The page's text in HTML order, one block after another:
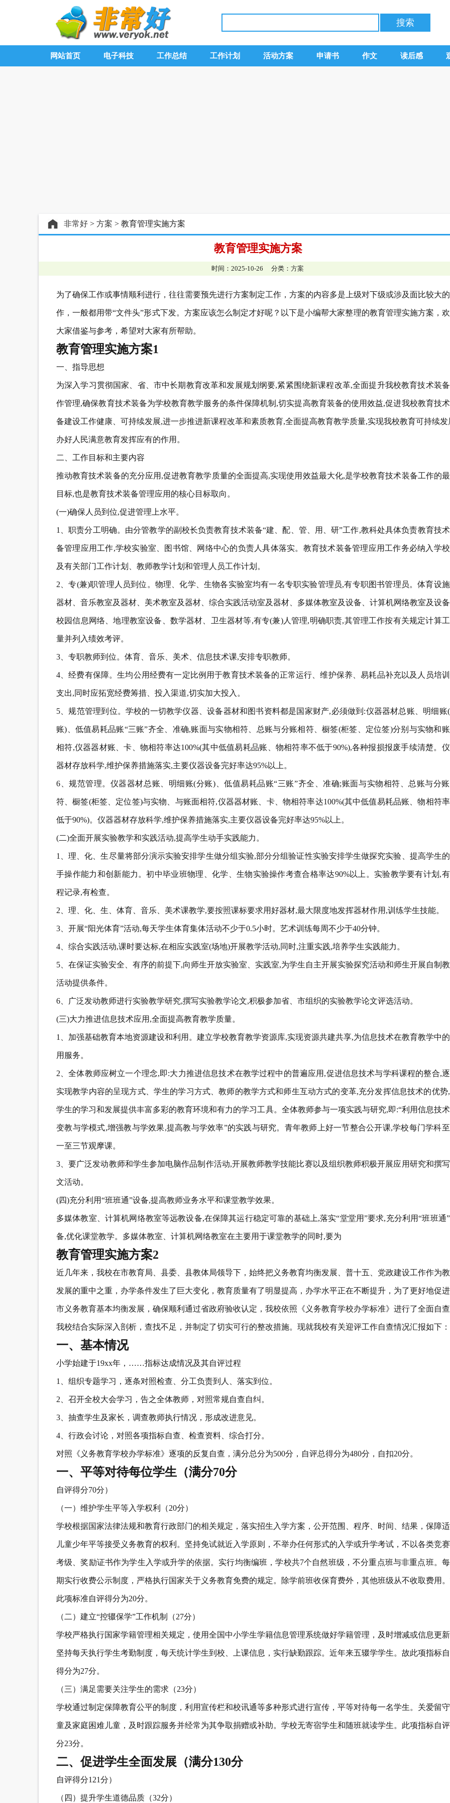
网站首页 电子科技 工作总结 工作计划 活动方案 申请书 作文 读后感
非常好 > 方案 > 教育管理实施方案
教育管理实施方案
时间：2025-10-26 分类： 方案
为了确保工作或事情顺利进行，往往需要预先进行方案制定工作，方案的内容多是上级对下级或涉及面比较大
作，一般都用带“文件头”形式下发。方案应该怎么制定才好呢？以下是小编帮大家整理的教育管理实施方案，
大家借鉴与参考，希望对大家有所帮助。
教育管理实施方案1
一、指导思想
为深入学习贯彻国家、省、市中长期教育改革和发展规划纲要,紧紧围绕新课程改革,全面提升我校教育技术装
作管理,确保教育技术装备为学校教育教学服务的条件保障机制,切实提高教育装备的使用效益,促进我校教育技
备建设工作健康、可持续发展,进一步推进新课程改革和素质教育,全面提高教育教学质量,实现我校教育可持续发
办好人民满意教育发挥应有的作用。
二、工作目标和主要内容
推动教育技术装备的充分应用,促进教育教学质量的全面提高,实现使用效益最大化,是学校教育技术装备工作的
目标,也是教育技术装备管理应用的核心目标取向。
(一)确保人员到位,促进管理上水平。
1、职责分工明确。由分管教学的副校长负责教育技术装备“建、配、管、用、研”工作,教科处具体负责教育技
备管理应用工作,学校实验室、图书馆、网络中心的负责人具体落实。教育技术装备管理应用工作务必纳入学
及有关部门工作计划、教师教学计划和管理人员工作计划。
2、专(兼)职管理人员到位。物理、化学、生物各实验室均有一名专职实验管理员,有专职图书管理员。体育设施
器材、音乐教室及器材、美术教室及器材、综合实践活动室及器材、多媒体教室及设备、计算机网络教室及设备
校园信息网络、地理教室设备、数学器材、卫生器材等,有专(兼)人管理,明确职责,其管理工作按有关规定计算
量并列入绩效考评。
3、专职教师到位。体育、音乐、美术、信息技术课,安排专职教师。
4、经费有保障。生均公用经费有一定比例用于教育技术装备的正常运行、维护保养、易耗品补充以及人员培
支出,同时应拓宽经费筹措、投入渠道,切实加大投入。
5、规范管理到位。学校的一切教学仪器、设备器材和图书资料都是国家财产,必须做到:仪器器材总账、明细账
账)、低值易耗品账“三账”齐全、准确,账面与实物相符、总账与分账相符、橱签(柜签、定位签)分别与实物和
相符,仪器器材账、卡、物相符率达100%(其中低值易耗品账、物相符率不低于90%),各种报损报废手续清楚。
器材存放科学,维护保养措施落实,主要仪器设备完好率达95%以上。
6、规范管理。仪器器材总账、明细账(分账)、低值易耗品账“三账”齐全、准确;账面与实物相符、总账与分
符、橱签(柜签、定位签)与实物、与账面相符,仪器器材账、卡、物相符率达100%(其中低值易耗品账、物相符
低于90%)。仪器器材存放科学,维护保养措施落实,主要仪器设备完好率达95%以上。
(二)全面开展实验教学和实践活动,提高学生动手实践能力。
1、理、化、生尽量将部分演示实验安排学生做分组实验,部分分组验证性实验安排学生做探究实验、提高学生
手操作能力和创新能力。初中毕业班物理、化学、生物实验操作考查合格率达90%以上。实验教学要有计划,
程记录,有检查。
2、理、化、生、体育、音乐、美术课教学,要按照课标要求用好器材,最大限度地发挥器材作用,训练学生技能。
3、开展“阳光体育”活动,每天学生体育集体活动不少于0.5小时。艺术训练每周不少于40分钟。
4、综合实践活动,课时要达标,在相应实践室(场地)开展教学活动,同时,注重实践,培养学生实践能力。
5、在保证实验安全、有序的前提下,向师生开放实验室、实践室,为学生自主开展实验探究活动和师生开展自制
活动提供条件。
6、广泛发动教师进行实验教学研究,撰写实验教学论文,积极参加省、市组织的实验教学论文评选活动。
(三)大力推进信息技术应用,全面提高教育教学质量。
1、加强基础教育本地资源建设和利用。建立学校教育教学资源库,实现资源共建共享,为信息技术在教育教学中
用服务。
2、全体教师应树立一个理念,即:大力推进信息技术在教学过程中的普遍应用,促进信息技术与学科课程的整合,
实现教学内容的呈现方式、学生的学习方式、教师的教学方式和师生互动方式的变革,充分发挥信息技术的优势
学生的学习和发展提供丰富多彩的教育环境和有力的学习工具。全体教师参与一项实践与研究,即:“利用信息技
变教与学模式,增强教与学效果,提高教与学效率”的实践与研究。青年教师上好一节整合公开课,学校每门学科
一至三节观摩课。
3、要广泛发动教师和学生参加电脑作品制作活动,开展教师教学技能比赛以及组织教师积极开展应用研究和撰
文活动。
(四)充分利用“班班通”设备,提高教师业务水平和课堂教学效果。
多媒体教室、计算机网络教室等远教设备,在保障其运行稳定可靠的基础上,落实“堂堂用”要求,充分利用“班班通
备,优化课堂教学。多媒体教室、计算机网络教室在主要用于课堂教学的同时,要为
教育管理实施方案2
近几年来，我校在市教育局、县委、县教体局领导下，始终把义务教育均衡发展、普十五、党政建设工作作为
发展的重中之重，办学条件发生了巨大变化，教育质量有了明显提高，办学水平正在不断提升，为了更好地促
市义务教育基本均衡发展，确保顺利通过省政府验收认定，我校依照《义务教育学校办学标准》进行了全面自查
我校结合实际深入剖析，查找不足，并制定了切实可行的整改措施。现就我校有关迎评工作自查情况汇报如下：
一、基本情况
小学始建于19xx年，……指标达成情况及其自评过程
1、组织专题学习，逐条对照检查、分工负责到人、落实到位。
2、召开全校大会学习，告之全体教师，对照常规自查自纠。
3、抽查学生及家长，调查教师执行情况，形成改进意见。
4、行政会讨论，对照各项指标自查、检查资料、综合打分。
对照《义务教育学校办学标准》逐项的反复自查，满分总分为500分，自评总得分为480分，自扣20分。
一、平等对待每位学生（满分70分
自评得分70分）
（一）维护学生平等入学权利（20分）
学校根据国家法律法规和教育行政部门的相关规定，落实招生入学方案，公开范围、程序、时间、结果，保障
儿童少年平等接受义务教育的权利。坚持免试就近入学原则，不举办任何形式的入学或升学考试，不以各类竞赛
考级、奖励证书作为学生入学或升学的依据。实行均衡编班，学校共7个自然班级，不分重点班与非重点班。
期实行收费公示制度，严格执行国家关于义务教育免费的规定。除学前班收保育费外，其他班级从不收取费用
此项标准自评得分为20分。
（二）建立“控辍保学”工作机制（27分）
学校严格执行国家学籍管理相关规定，使用全国中小学生学籍信息管理系统做好学籍管理，及时增减或信息更新
坚持每天执行学生考勤制度，每天统计学生到校、上课信息，实行缺勤跟踪。近年来五辍学学生。故此项指标
得分为27分。
（三）满足需要关注学生的需求（23分）
学校通过制定保障教育公平的制度，利用宣传栏和校讯通等多种形式进行宣传，平等对待每一名学生。关爱留
童及家庭困难儿童，及时跟踪服务并经常为其争取捐赠或补助。学校无寄宿学生和随班就读学生。此项指标自
分23分。
二、促进学生全面发展（满分130分
自评得分121分）
（四）提升学生道德品质（32分）